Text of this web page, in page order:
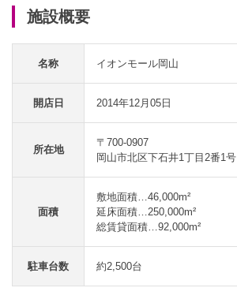
施設概要
名称 イオンモール岡山
開店日 2014年12月05日
所在地
〒700-0907
岡山市北区下石井1丁目2番1号
面積
敷地面積…46,000m²
延床面積…250,000m²
総賃貸面積…92,000m²
駐車台数 約2,500台